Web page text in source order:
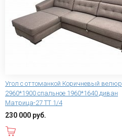
Угол с оттоманкой Коричневый велюр
2960*1900 спальное 1960*1640 диван
Матрица-27 ТТ 1/4
230 000 руб.